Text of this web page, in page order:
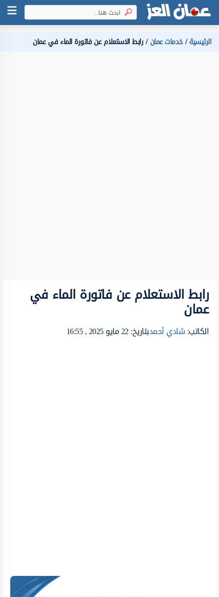
الرئيسية خدمات عمان رابط الاستعلام عن فاتورة الماء في عمان
رابط الاستعلام عن فاتورة الماء في
عمان
الكاتب:شادي أحمدبتاريخ: 22 مايو 2025 , 16:55